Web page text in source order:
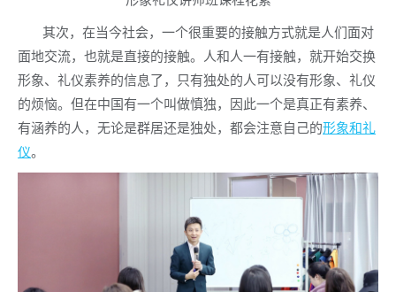
其次，在当今社会，一个很重要的接触方式就是人们面对
面地交流，也就是直接的接触。人和人一有接触，就开始交换
形象、礼仪素养的信息了，只有独处的人可以没有形象、礼仪
的烦恼。但在中国有一个叫做慎独，因此一个是真正有素养、
有涵养的人，无论是群居还是独处，都会注意自己的形象和礼
仪。